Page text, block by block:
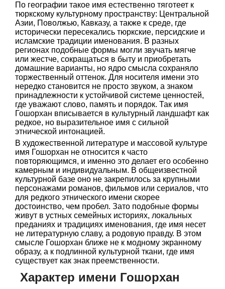
По географии такое имя естественно тяготеет к
тюркскому культурному пространству: Центральной
Азии, Поволжью, Кавказу, а также к среде, где
исторически пересекались тюркские, персидские и
исламские традиции именования. В разных
регионах подобные формы могли звучать мягче
или жестче, сокращаться в быту и приобретать
домашние варианты, но ядро смысла сохраняло
торжественный оттенок. Для носителя имени это
нередко становится не просто звуком, а знаком
принадлежности к устойчивой системе ценностей,
где уважают слово, память и порядок. Так имя
Гошорхан вписывается в культурный ландшафт как
редкое, но выразительное имя с сильной
этнической интонацией.
В художественной литературе и массовой культуре
имя Гошорхан не относится к часто
повторяющимся, и именно это делает его особенно
камерным и индивидуальным. В общеизвестной
культурной базе оно не закрепилось за крупными
персонажами романов, фильмов или сериалов, что
для редкого этнического имени скорее
достоинство, чем пробел. Зато подобные формы
живут в устных семейных историях, локальных
преданиях и традициях именования, где имя несет
не литературную славу, а родовую правду. В этом
смысле Гошорхан ближе не к модному экранному
образу, а к подлинной культурной ткани, где имя
существует как знак преемственности.
Характер имени Гошорхан